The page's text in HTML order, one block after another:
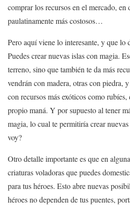
comprar los recursos en el mercado,
paulatinamente más costosos…
Pero aquí viene lo interesante, y que lo
Puedes crear nuevas islas con magia.
terreno, sino que también te da más
vendrán con madera, otras con piedra,
con recursos más exóticos como
propio maná. Y por supuesto al tener
magia, lo cual te permitiría crear
voy?
Otro detalle importante es que en
criaturas voladoras que puedes
para tus héroes. Esto abre nuevas
héroes no dependen de tus puentes,